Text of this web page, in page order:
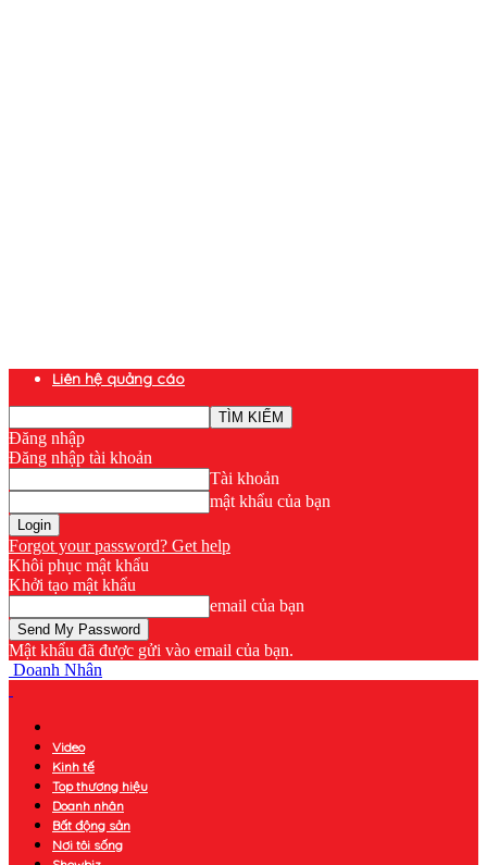
Liên hệ quảng cáo
Đăng nhập
Đăng nhập tài khoản
Tài khoản
mật khẩu của bạn
Forgot your password? Get help
Khôi phục mật khẩu
Khởi tạo mật khẩu
email của bạn
Mật khẩu đã được gửi vào email của bạn.
Doanh Nhân
Video
Kinh tế
Top thương hiệu
Doanh nhân
Bất động sản
Nơi tôi sống